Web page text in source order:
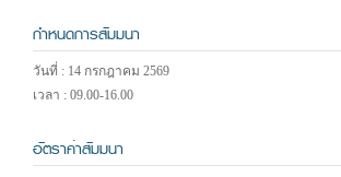
กำหนดการสัมมนา
วันที่ : 14 กรกฎาคม 2569
เวลา : 09.00-16.00
อัตราค่าสัมมนา